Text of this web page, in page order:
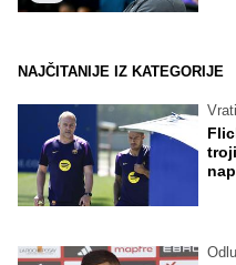
NAJČITANIJE IZ KATEGORIJE